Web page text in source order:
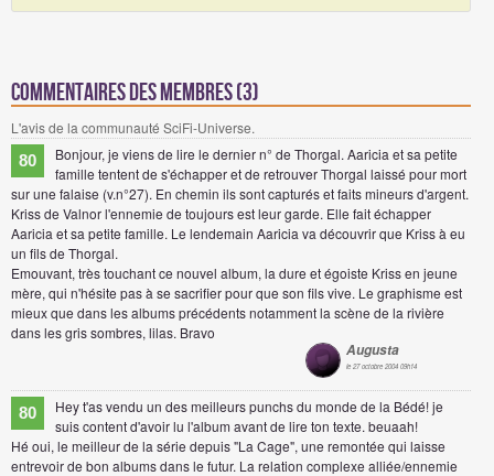
Commentaires des membres (3)
L'avis de la communauté SciFi-Universe.
80
Bonjour, je viens de lire le dernier n° de Thorgal. Aaricia et sa petite
famille tentent de s'échapper et de retrouver Thorgal laissé pour mort
sur une falaise (v.n°27). En chemin ils sont capturés et faits mineurs d'argent.
Kriss de Valnor l'ennemie de toujours est leur garde. Elle fait échapper
Aaricia et sa petite famille. Le lendemain Aaricia va découvrir que Kriss à eu
un fils de Thorgal.
Emouvant, très touchant ce nouvel album, la dure et égoiste Kriss en jeune
mère, qui n'hésite pas à se sacrifier pour que son fils vive. Le graphisme est
mieux que dans les albums précédents notamment la scène de la rivière
dans les gris sombres, lilas. Bravo
Augusta
le 27 octobre 2004 09h14
80
Hey t'as vendu un des meilleurs punchs du monde de la Bédé! je
suis content d'avoir lu l'album avant de lire ton texte. beuaah!
Hé oui, le meilleur de la série depuis "La Cage", une remontée qui laisse
entrevoir de bon albums dans le futur. La relation complexe alliée/ennemie